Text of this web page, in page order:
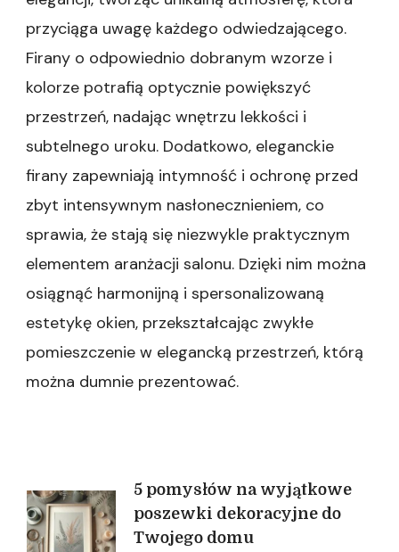
przyciąga uwagę każdego odwiedzającego.
Firany o odpowiednio dobranym wzorze i
kolorze potrafią optycznie powiększyć
przestrzeń, nadając wnętrzu lekkości i
subtelnego uroku. Dodatkowo, eleganckie
firany zapewniają intymność i ochronę przed
zbyt intensywnym nasłonecznieniem, co
sprawia, że stają się niezwykle praktycznym
elementem aranżacji salonu. Dzięki nim można
osiągnąć harmonijną i spersonalizowaną
estetykę okien, przekształcając zwykłe
pomieszczenie w elegancką przestrzeń, którą
można dumnie prezentować.
Nawigacja
5 pomysłów na wyjątkowe
poszewki dekoracyjne do
Twojego domu